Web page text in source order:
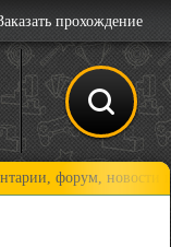
прохождение
новости и, конечно,